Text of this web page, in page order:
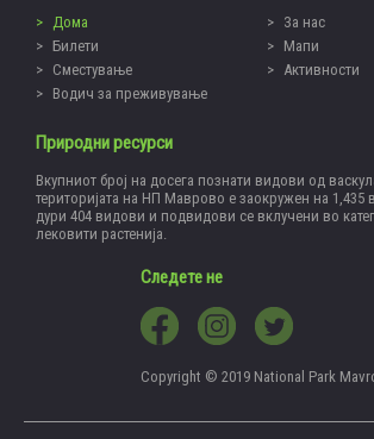
Дома
За нас
Билети
Мапи
Сместување
Активности
Водич за преживување
Природни ресурси
Вкупниот број на досега познати видови од
територијата на НП Маврово е заокружен на 1,435
дури 404 видови и подвидови се вклучени во
лековити растенија.
Следете не
Copyright © 2019 National Park